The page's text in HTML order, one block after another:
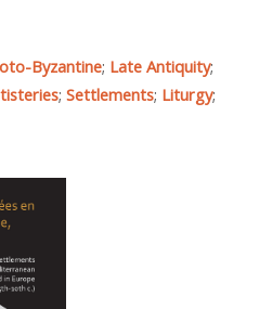
Byzantine; Late Antiquity;
; Settlements; Liturgy;